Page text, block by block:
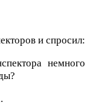
и спросил:
немного